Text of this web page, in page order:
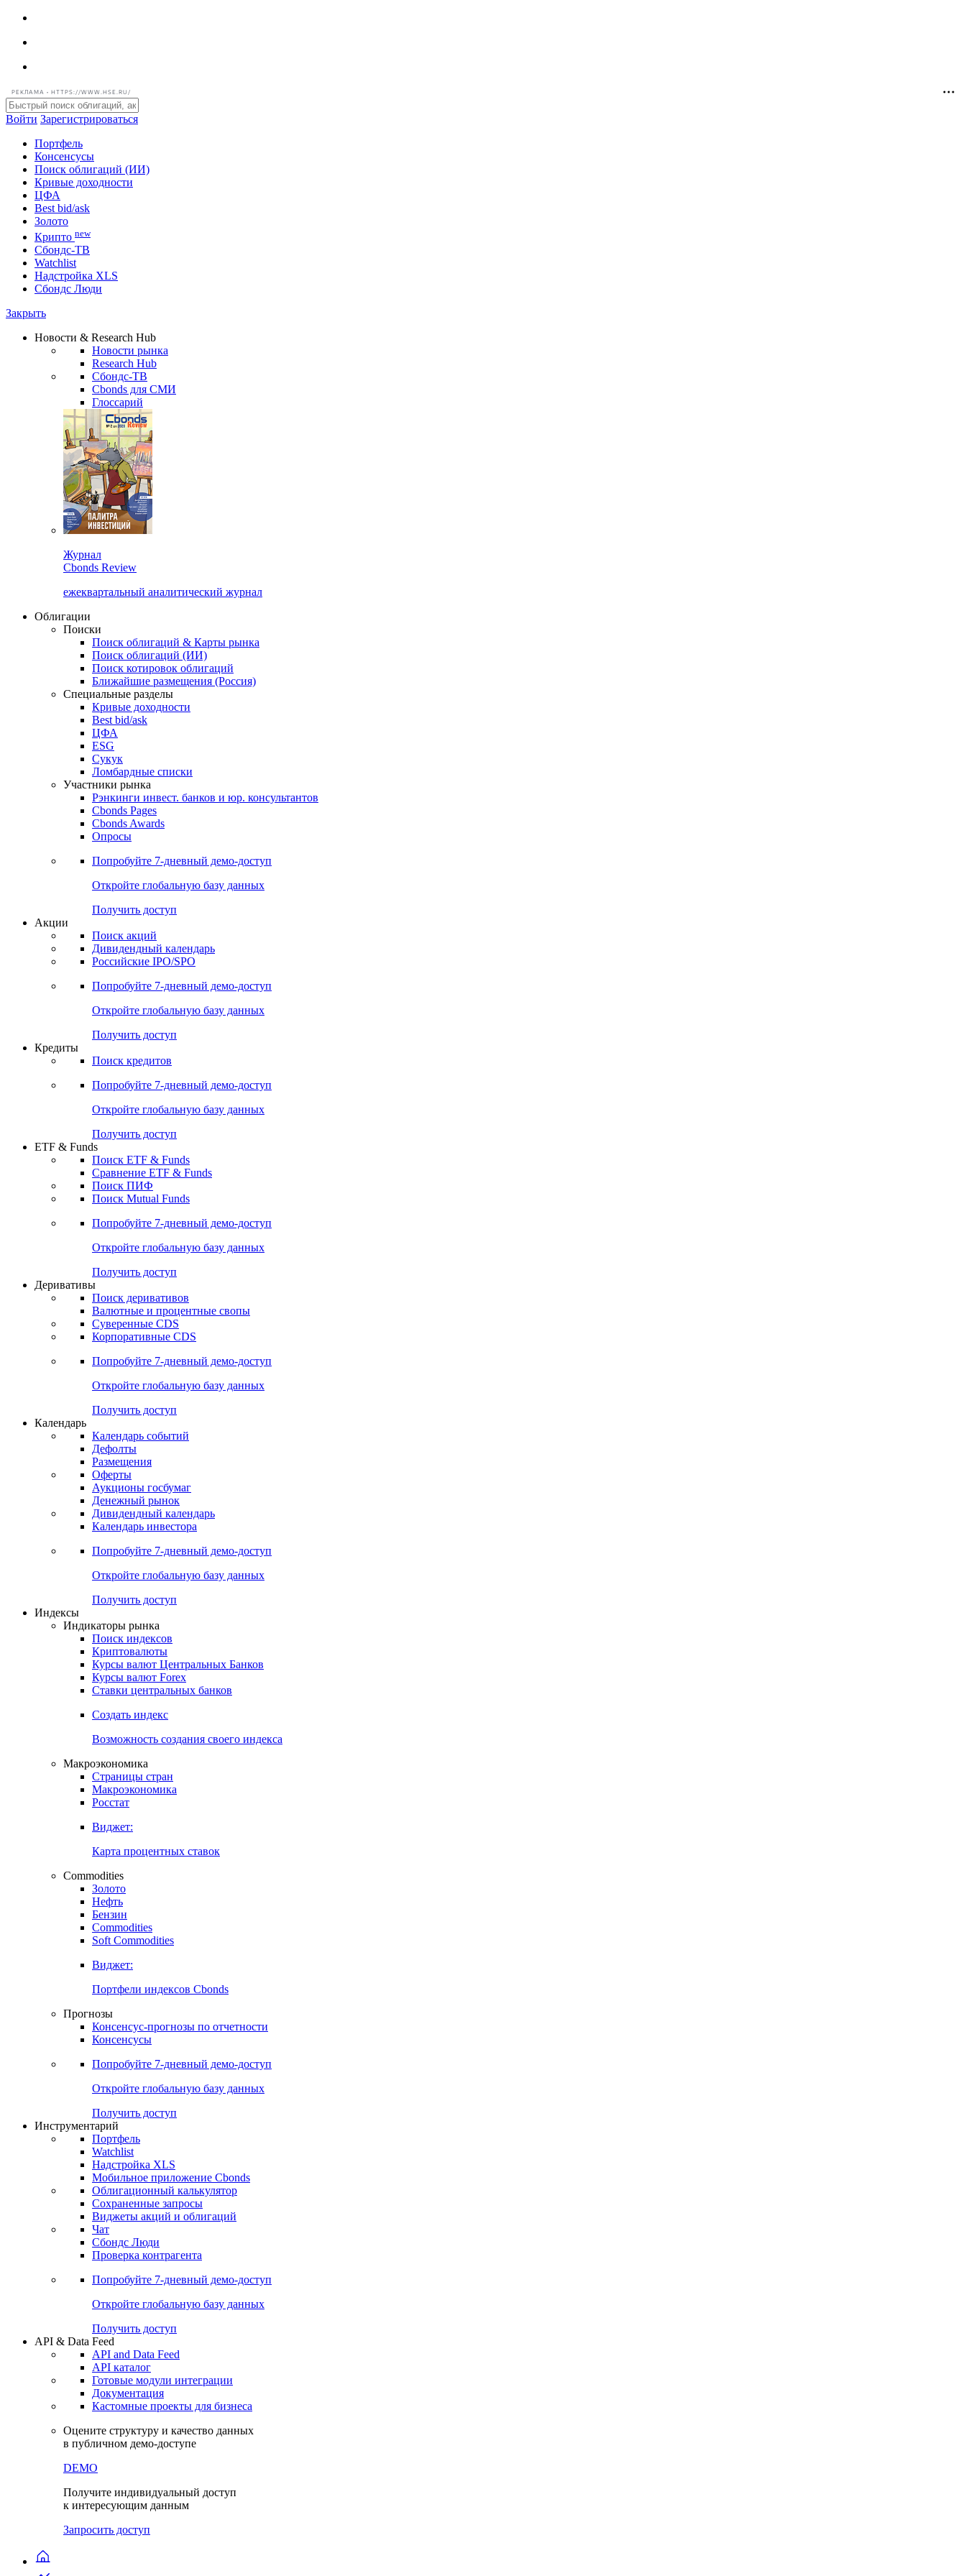
РЕКЛАМА • HTTPS://WWW.HSE.RU/
Войти Зарегистрироваться
Портфель
Консенсусы
Поиск облигаций (ИИ)
Кривые доходности
ЦФА
Best bid/ask
Золото
Криптоnew
Сбондс-ТВ
Надстройка XLS
Сбондс Люди
Новости & Research Hub
Новости рынка
Research Hub
Сбондс-ТВ
Cbonds для СМИ
Глоссарий
Журнал
Cbonds Review
ежеквартальный аналитический журнал
Облигации
Поиски
Поиск облигаций & Карты рынка
Поиск облигаций (ИИ)
Поиск котировок облигаций
Ближайшие размещения (Россия)
Специальные разделы
Кривые доходности
Best bid/ask
ЦФА
ESG
Сукук
Ломбардные списки
Участники рынка
Рэнкинги инвест. банков и юр. консультантов
Cbonds Pages
Cbonds Awards
Опросы
Попробуйте7-дневный
Откройте глобальную базу данных
Получить доступ
Акции
Поиск акций
Дивидендный календарь
Российские IPO/SPO
Попробуйте7-дневный
Откройте глобальную базу данных
Получить доступ
Кредиты
Поиск кредитов
Попробуйте7-дневный
Откройте глобальную базу данных
Получить доступ
ETF & Funds
Поиск ETF & Funds
Сравнение ETF & Funds
Поиск ПИФ
Поиск Mutual Funds
Попробуйте7-дневный
Откройте глобальную базу данных
Получить доступ
Деривативы
Поиск деривативов
Валютные и процентные свопы
Суверенные CDS
Корпоративные CDS
Попробуйте7-дневный
Откройте глобальную базу данных
Получить доступ
Календарь
Календарь событий
Дефолты
Размещения
Оферты
Аукционы госбумаг
Денежный рынок
Дивидендный календарь
Календарь инвестора
Попробуйте7-дневный
Получить доступ
Индикаторы рынка
Поиск индексов
Криптовалюты
Курсы валют Центральных Банков
Курсы валют Forex
Ставки центральных банков
Создать индекс
Возможность создания своего индекса
Макроэкономика
Страницы стран
Макроэкономика
Росстат
Виджет:
Карта процентных ставок
Commodities
Золото
Нефть
Бензин
Commodities
Soft Commodities
Виджет:
Портфели индексов Cbonds
Прогнозы
Консенсус-прогнозы по отчетности
Консенсусы
Попробуйте7-дневный
Откройте глобальную базу данных
Получить доступ
Инструментарий
Портфель
Watchlist
Надстройка XLS
Мобильное приложение Cbonds
Облигационный калькулятор
Сохраненные запросы
Виджеты акций и облигаций
Чат
Сбондс Люди
Проверка контрагента
Попробуйте7-дневный
Откройте глобальную базу данных
Получить доступ
API & Data Feed
API and Data Feed
API каталог
Документация
Кастомные проекты для бизнеса
Оцените структуру и качество данных
в публичном демо-доступе
DEMO
Получите индивидуальный доступ